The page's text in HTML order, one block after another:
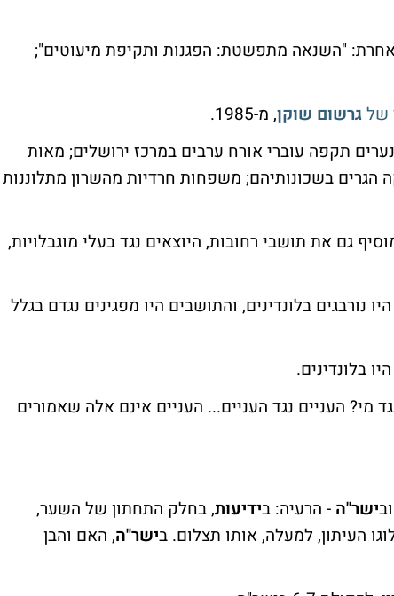
"השנאה מתפשטת: הפגנות ותקיפת מיעוטים";
שלגרשום שוקן, מ-1985.
תקפה עוברי אורח ערבים במרכז ירושלים; מאות
הגרים בשכונותיהם; משפחות חרדיות מהשרון מתלוננות
גם את תושבי רחובות, היוצאים נגד בעלי מוגבלויות,
בלונדינים, והתושבים היו מפגינים נגדם בגלל
בלונדינים.
מי? העניים נגד העניים... העניים אינם אלה שאמורים
ובישר"ה - הרעיה: בידיעות, בחלק התחתון של השער,
העיתון, למעלה, אותו תצלום. בישר"ה, האם והבן